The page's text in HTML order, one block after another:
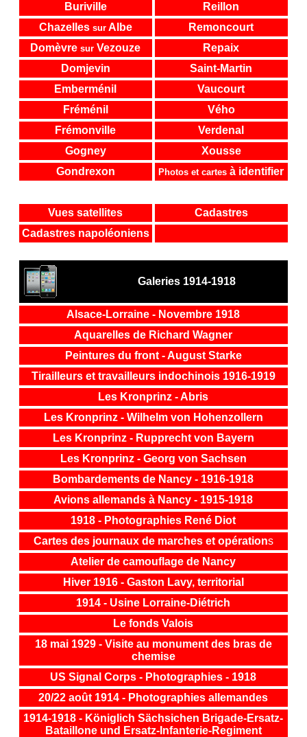
Buriville
Reillon
Chazelles surAlbe
Remoncourt
Domèvre sur Vezouze
Repaix
Domjevin
Saint-Martin
Emberménil
Vaucourt
Fréménil
Vého
Frémonville
Verdenal
Gogney
Xousse
Gondrexon
Photos et cartes à identifier
Vues satellites
Cadastres
Cadastres napoléoniens
Galeries 1914-1918
Alsace-Lorraine - Novembre 1918
Aquarelles de Richard Wagner
Peintures du front - August Starke
Tirailleurs et travailleurs indochinois 1916-1919
Les Kronprinz - Abris
Les Kronprinz - Wilhelm von Hohenzollern
Les Kronprinz - Rupprecht von Bayern
Les Kronprinz - Georg von Sachsen
Bombardements de Nancy - 1916-1918
Avions allemands à Nancy - 1915-1918
1918 - Photographies René Diot
Cartes des journaux de marches et opérations
Atelier de camouflage de Nancy
Hiver 1916 - Gaston Lavy, territorial
1914 - Usine Lorraine-Diétrich
Le fonds Valois
18 mai 1929 - Visite au monument des bras de
chemise
US Signal Corps - Photographies - 1918
20/22 août 1914 - Photographies allemandes
1914-1918 - Königlich Sächsichen Brigade-Ersatz-
Bataillone und Ersatz-Infanterie-Regiment